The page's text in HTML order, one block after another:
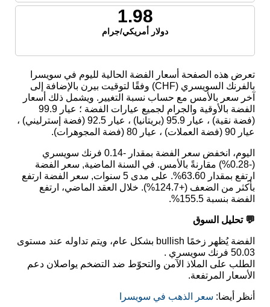
1.98
دولار أمريكي/جرام
تعرض هذه الصفحة أسعار الفضة الحالية لليوم في سويسرا
بالفرنك السويسري (CHF) وفقًا لتوقيت بيرن بالإضافة إلى
آخر سعر بالأمس مع حساب نسبة التغيير. ويشمل ذلك أسعار
الفضة بالأوقية والجرام لجميع عيارات الفضة ؛ عيار 99.9
(فضة نقية) ، عيار 95.9 (بريتانيا) ، عيار 92.5 (فضة إسترليني) ،
عيار 90 (فضة العملات) ، عيار 80 (فضة المجوهرات).
اليوم، انخفض سعر الفضة بمقدار -0.14 فرنك سويسري
(-0.28%) مقارنةً بالأمس. في السنة الماضية, سعر الفضة
ارتفع بمقدار 63.60%. على مدى 5 سنوات, سعر الفضة ارتفع
بأكثر من الضعف (+124.7%). خلال العقد الماضي، ارتفع
الفضة بنسبة 155.5%.
💬 تحليل السوق
الفضة يُظهر زخمًا bullish بشكل عام، ويتم تداوله عند مستوى
50.03 فرنك سويسري .
الطلب على الملاذ الآمن والتحوّط ضد التضخم يواصلان دعم
الأسعار المرتفعة.
أنظر أيضا: سعر الذهب في سويسرا